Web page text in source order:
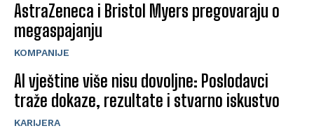
AstraZeneca i Bristol Myers pregovaraju o
megaspajanju
KOMPANIJE
AI vještine više nisu dovoljne: Poslodavci
traže dokaze, rezultate i stvarno iskustvo
KARIJERA